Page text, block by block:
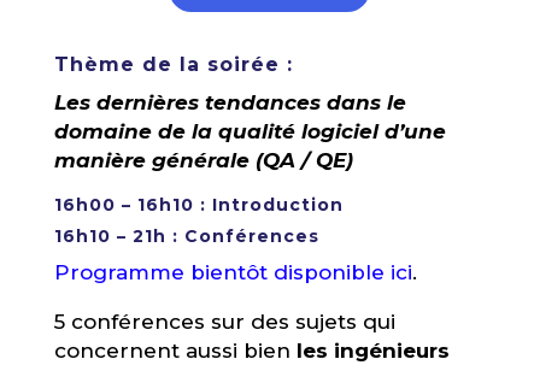
Thème de la soirée :
Les dernières tendances dans le
domaine de la qualité logiciel d’une
manière générale (QA / QE)
16h00 – 16h10 : Introduction
16h10 – 21h : Conférences
Programme bientôt disponible ici.
5 conférences sur des sujets qui
concernent aussi bien les ingénieurs